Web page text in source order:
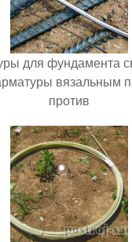
для фундамента
вязальным
против